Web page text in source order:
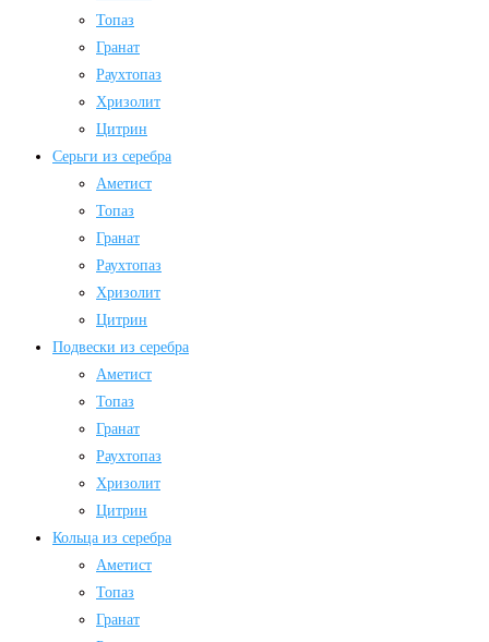
Топаз
Гранат
Раухтопаз
Хризолит
Цитрин
Серьги из серебра
Аметист
Топаз
Гранат
Раухтопаз
Хризолит
Цитрин
Подвески из серебра
Аметист
Топаз
Гранат
Раухтопаз
Хризолит
Цитрин
Кольца из серебра
Аметист
Топаз
Гранат